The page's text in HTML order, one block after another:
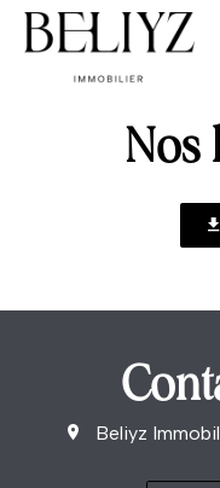
Nos
Beliyz